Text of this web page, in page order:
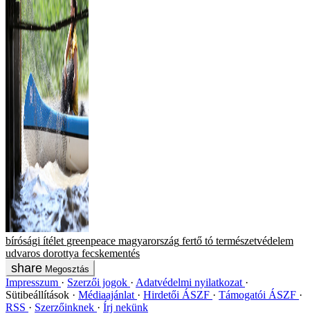
bírósági ítélet greenpeace magyarország fertő tó természetvédelem
udvaros dorottya fecskementés
Megosztás
Impresszum Szerzői jogok
Adatvédelmi nyilatkozat
Sütibeállítások
Médiaajánlat Hirdetői ÁSZF
Támogatói ÁSZF
RSS
Szerzőinknek Írj nekünk